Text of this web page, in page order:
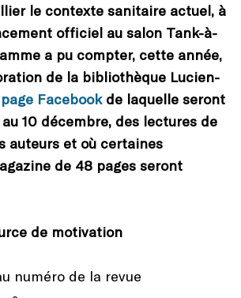
le contexte sanitaire actuel, à
officiel au salon Tank-à-
a pu compter, cette année,
de la bibliothèque Lucien-
page Facebookde laquelle seront
10 décembre, des lectures de
auteurs et où certaines
de 48 pages seront
de motivation
numéro de la revue